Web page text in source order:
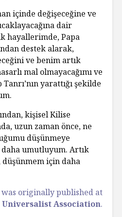
içinde değişeceğine ve
dair
hayallerimde, Papa
destek alarak,
ve benim artık
mal olmayacağımı ve
yarattığı şekilde
kişisel Kilise
uzun zaman önce, ne
düşünmeye
daha umutluyum. Artık
düşünmem için daha
originally published at
Association.